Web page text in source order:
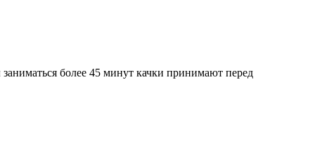
более 45 минут качки принимают перед